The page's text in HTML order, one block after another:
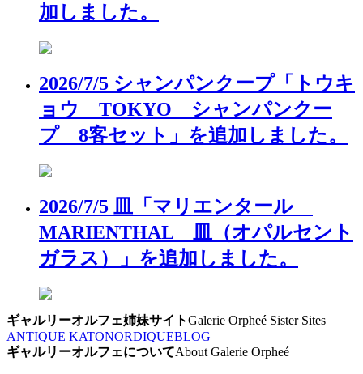
加しました。
2026/7/5 シャンパンクープ「トウキ
ョウ TOKYO シャンパンクー
プ 8客セット」を追加しました。
2026/7/5 皿「マリエンタール
MARIENTHAL 皿（オパルセント
ガラス）」を追加しました。
ギャルリーオルフェ姉妹サイトGalerie Orpheé Sister Sites
ANTIQUE KATONORDIQUEBLOG
ギャルリーオルフェについてAbout Galerie Orpheé